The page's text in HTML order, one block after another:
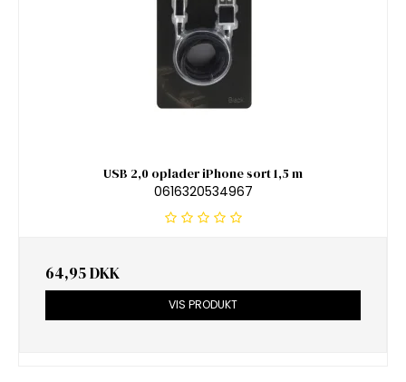
USB 2,0 oplader iPhone sort 1,5 m
0616320534967
64,95 DKK
VIS PRODUKT